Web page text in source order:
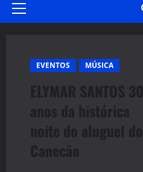
Primary
EVENTOS MÚSICA
ELYMAR SANTOS 30
anos da histórica
noite do aluguel do
Canecão